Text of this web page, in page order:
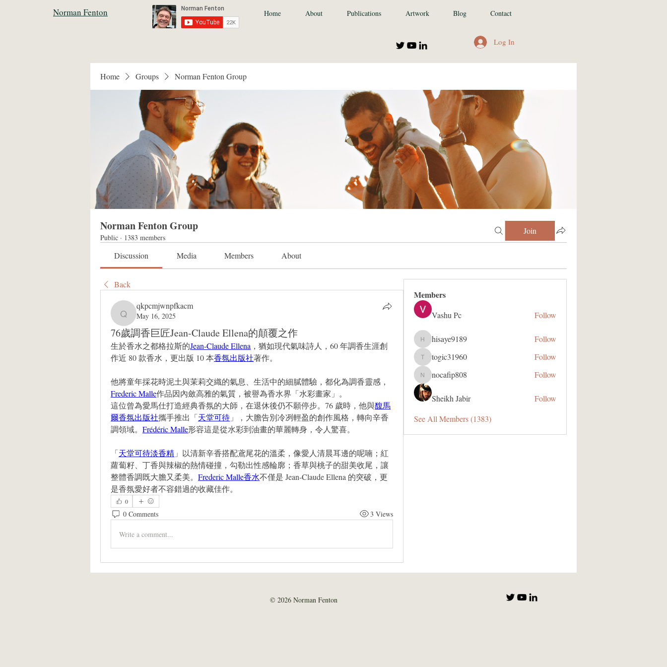
Norman Fenton Home About Publications Artwork Blog Contact
Log In
Home Groups Norman Fenton Group
Norman Fenton Group
Public · 1383 members
Join
Discussion Media Members About
Back
qkpcmjwnpfkacm
qkpcmjwnpfkacm
May 16, 2025
76歲調香巨匠Jean-Claude Ellena的顛覆之作
生於香水之都格拉斯的Jean-Claude Ellena ，猶如現代氣味詩人，60 年調香生涯創
作近 80 款香水，更出版 10 本香氛出版社著作。
他將童年採花時泥土與茉莉交織的氣息、生活中的細膩體驗，都化為調香靈感，
Frederic Malle作品因內斂高雅的氣質，被譽為香水界「水彩畫家」。
這位曾為愛馬仕打造經典香氛的大師，在退休後仍不願停步。76 歲時，他與馥馬
爾香氛出版社攜手推出「天堂可待 」，大膽告別冷冽輕盈的創作風格，轉向辛香
調領域。 Frédéric Malle形容這是從水彩到油畫的華麗轉身，令人驚喜。
「天堂可待淡香精 」以清新辛香搭配鳶尾花的溫柔，像愛人清晨耳邊的呢喃；紅
蘿蔔籽、丁香與辣椒的熱情碰撞，勾勒出性感輪廓；香草與桃子的甜美收尾，讓
整體香調既大膽又柔美。 Frederic Malle香水不僅是 Jean-Claude Ellena 的突破，更
是香氛愛好者不容錯過的收藏佳作。
0
0 Comments 3 Views
Write a comment...
Members
Vashu Pc Follow
hisaye9189
hisaye9189 Follow
togic31960
togic31960 Follow
nocafip808
nocafip808 Follow
Sheikh Jabir
Follow
See All Members (1383)
© 2026 Norman Fenton